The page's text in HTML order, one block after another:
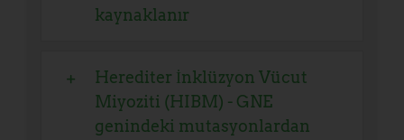
kaynaklanır
Herediter İnklüzyon Vücut
Miyoziti (HIBM) - GNE
genindeki mutasyonlardan